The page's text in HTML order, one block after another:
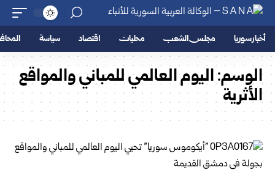
أخبار سوريا مجلس الشعب محليات اقتصاد سياسة
الوسم:اليوم العالمي للمباني والمواقع
الأثرية